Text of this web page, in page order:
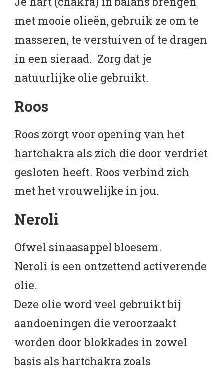
met mooie olieën, gebruik ze om te
masseren, te verstuiven of te dragen
in een sieraad. Zorg dat je
natuurlijke olie gebruikt.
Roos
Roos zorgt voor opening van het
hartchakra als zich die door verdriet
gesloten heeft. Roos verbind zich
met het vrouwelijke in jou.
Neroli
Ofwel sinaasappel bloesem.
Neroli is een ontzettend activerende
olie.
Deze olie word veel gebruikt bij
aandoeningen die veroorzaakt
worden door blokkades in zowel
basis als hartchakra zoals